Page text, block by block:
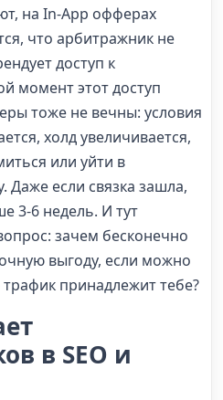
на In-App офферах
что арбитражник не
доступ к
момент этот доступ
тоже не вечны: условия
холд увеличивается,
или уйти в
Даже если связка зашла,
3-6 недель. И тут
зачем бесконечно
выгоду, если можно
принадлежит тебе?
в SEO и